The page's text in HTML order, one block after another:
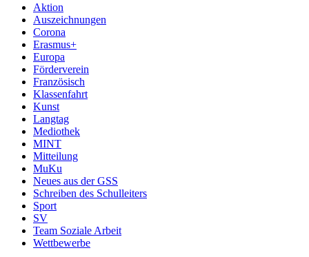
Aktion
Auszeichnungen
Corona
Erasmus+
Europa
Förderverein
Französisch
Klassenfahrt
Kunst
Langtag
Mediothek
MINT
Mitteilung
MuKu
Neues aus der GSS
Schreiben des Schulleiters
Sport
SV
Team Soziale Arbeit
Wettbewerbe